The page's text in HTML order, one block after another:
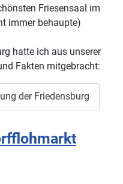
Friesensaal im
immer behaupte)
hatte ich aus unserer
Fakten mitgebracht:
der Friedensburg